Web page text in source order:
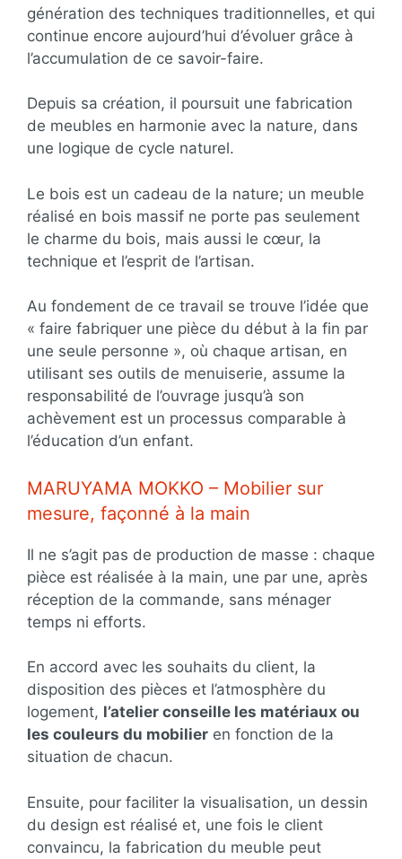
génération des techniques traditionnelles, et qui
continue encore aujourd’hui d’évoluer grâce à
l’accumulation de ce savoir-faire.
Depuis sa création, il poursuit une fabrication
de meubles en harmonie avec la nature, dans
une logique de cycle naturel.
Le bois est un cadeau de la nature; un meuble
réalisé en bois massif ne porte pas seulement
le charme du bois, mais aussi le cœur, la
technique et l’esprit de l’artisan.
Au fondement de ce travail se trouve l’idée que
« faire fabriquer une pièce du début à la fin par
une seule personne », où chaque artisan, en
utilisant ses outils de menuiserie, assume la
responsabilité de l’ouvrage jusqu’à son
achèvement est un processus comparable à
l’éducation d’un enfant.
MARUYAMA MOKKO – Mobilier sur
mesure, façonné à la main
Il ne s’agit pas de production de masse : chaque
pièce est réalisée à la main, une par une, après
réception de la commande, sans ménager
temps ni efforts.
En accord avec les souhaits du client, la
disposition des pièces et l’atmosphère du
logement, l’atelier conseille les matériaux ou
les couleurs du mobilier en fonction de la
situation de chacun.
Ensuite, pour faciliter la visualisation, un dessin
du design est réalisé et, une fois le client
convaincu, la fabrication du meuble peut